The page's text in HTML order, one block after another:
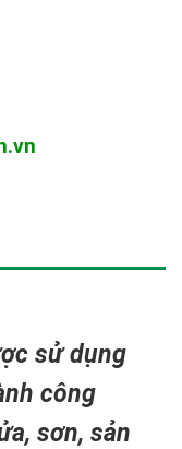
sử dụng
công
sơn, sản